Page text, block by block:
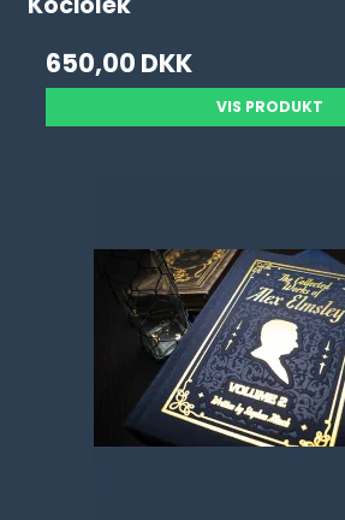
650,00 DKK
VIS PRODUKT